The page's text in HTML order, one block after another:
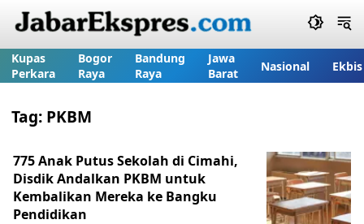
Kupas
Perkara
Bogor
Raya
Bandung
Raya
Jawa
Barat
Nasional Ekbis
Tag: PKBM
775 Anak Putus Sekolah di Cimahi,
Disdik Andalkan PKBM untuk
Kembalikan Mereka ke Bangku
Pendidikan